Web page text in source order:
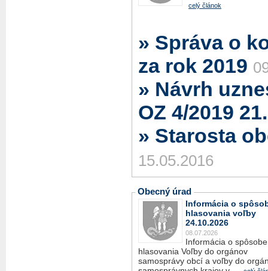
celý článok
» Správa o
za rok 2019
» Návrh
OZ 4/2019
» Starosta
15.05.2016
Obecný úrad
Informácia o
hlasovania voľby
24.10.2026
08.07.2026
Informácia o spôsobe
hlasovania Voľby do orgánov
samosprávy obcí a voľby do